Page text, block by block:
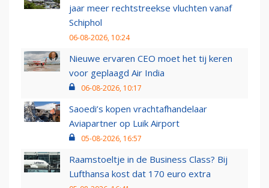
jaar meer rechtstreekse vluchten vanaf
Schiphol
06-08-2026, 10:24
Nieuwe ervaren CEO moet het tij keren
voor geplaagd Air India
06-08-2026, 10:17
Saoedi’s kopen vrachtafhandelaar
Aviapartner op Luik Airport
05-08-2026, 16:57
Raamstoeltje in de Business Class? Bij
Lufthansa kost dat 170 euro extra